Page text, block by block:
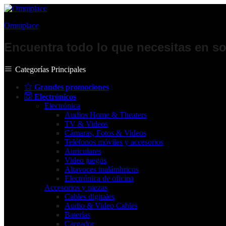
Omniplace
Encuentra todo lo que necesitas en
Categorías Principales
Grandes promociones
Electrónicos
Electrónica
Audios Home & Theaters
TV & Videos
Cámaras, Fotos & Videos
Teléfonos móviles y accesorios
Auriculares
Video juegos
Altavoces inalámbricos
Electrónica de oficina
Accesorios y piezas
Cables digitales
Audio & Video Cables
Baterías
Cargador